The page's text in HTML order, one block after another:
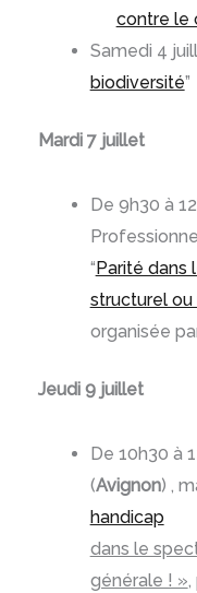
contre le
Samedi 4
biodiversité”
Mardi 7 juillet
De 9h30 à
“ Parité dans
structurel
organisée
Jeudi 9 juillet
De 10h30 à
(Avignon) ,
handicap
dans le
générale ! »,